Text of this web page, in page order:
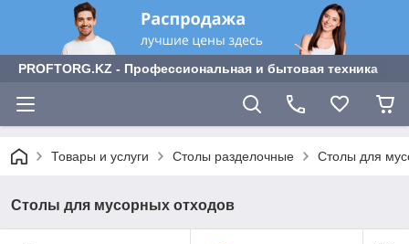
PROFTORG.KZ - Профессиональная и бытовая техника
Товары и услуги Столы разделочные Столы для
Столы для мусорных отходов